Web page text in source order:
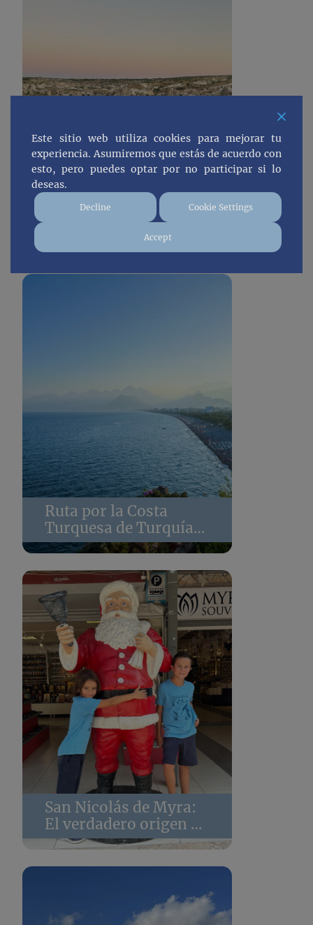
Qué ver en Cappadocia
en 3 días: Itinerario
completo
Ruta por la Costa
Turquesa de Turquía
en familia: Itinerario
San Nicolás de Myra:
El verdadero origen de
Papá Noel
Este sitio web utiliza cookies para mejorar tu
experiencia. Asumiremos que estás de acuerdo con
esto, pero puedes optar por no participar si lo
deseas.
Decline Cookie Settings
Accept